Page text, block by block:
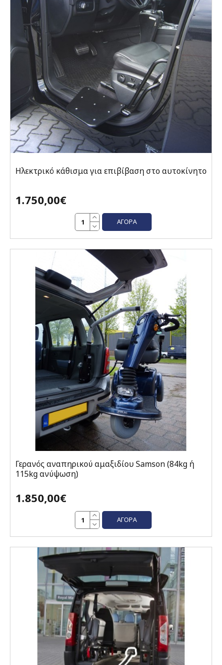
Ηλεκτρικό κάθισμα για επιβίβαση στο αυτοκίνητο
1.750,00€
ΑΓΟΡΆ
Γερανός αναπηρικού αμαξιδίου Samson (84kg ή
115kg ανύψωση)
1.850,00€
ΑΓΟΡΆ